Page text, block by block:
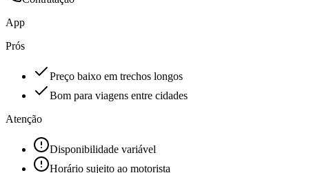
App
Prós
Preço baixo em trechos longos
Bom para viagens entre cidades
Atenção
Disponibilidade variável
Horário sujeito ao motorista